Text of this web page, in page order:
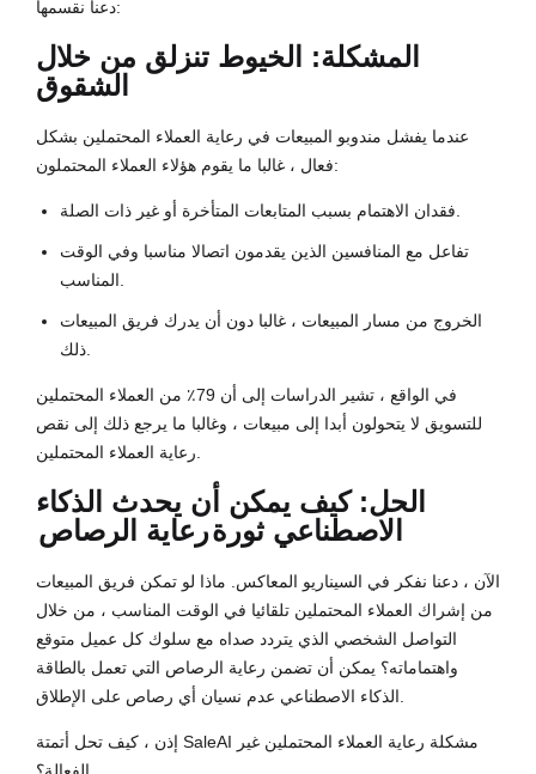
دعنا نقسمها:
المشكلة: الخيوط تنزلق من خلال
الشقوق
عندما يفشل مندوبو المبيعات في رعاية العملاء المحتملين بشكل
فعال ، غالبا ما يقوم هؤلاء العملاء المحتملون:
فقدان الاهتمام بسبب المتابعات المتأخرة أو غير ذات الصلة.
تفاعل مع المنافسين الذين يقدمون اتصالا مناسبا وفي الوقت
المناسب.
الخروج من مسار المبيعات ، غالبا دون أن يدرك فريق المبيعات
ذلك.
في الواقع ، تشير الدراسات إلى أن 79٪ من العملاء المحتملين
للتسويق لا يتحولون أبدا إلى مبيعات ، وغالبا ما يرجع ذلك إلى نقص
رعاية العملاء المحتملين.
الحل: كيف يمكن أن يحدث الذكاء
الاصطناعي ثورةرعاية الرصاص
الآن ، دعنا نفكر في السيناريو المعاكس. ماذا لو تمكن فريق المبيعات
من إشراك العملاء المحتملين تلقائيا في الوقت المناسب ، من خلال
التواصل الشخصي الذي يتردد صداه مع سلوك كل عميل متوقع
واهتماماته؟ يمكن أن تضمن رعاية الرصاص التي تعمل بالطاقة
الذكاء الاصطناعي عدم نسيان أي رصاص على الإطلاق.
إذن ، كيف تحل أتمتة SaleAI مشكلة رعاية العملاء المحتملين غير